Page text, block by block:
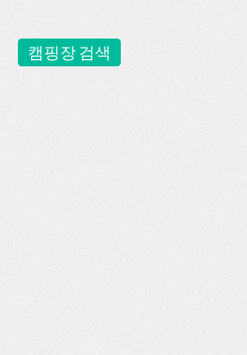
캠핑장 검색